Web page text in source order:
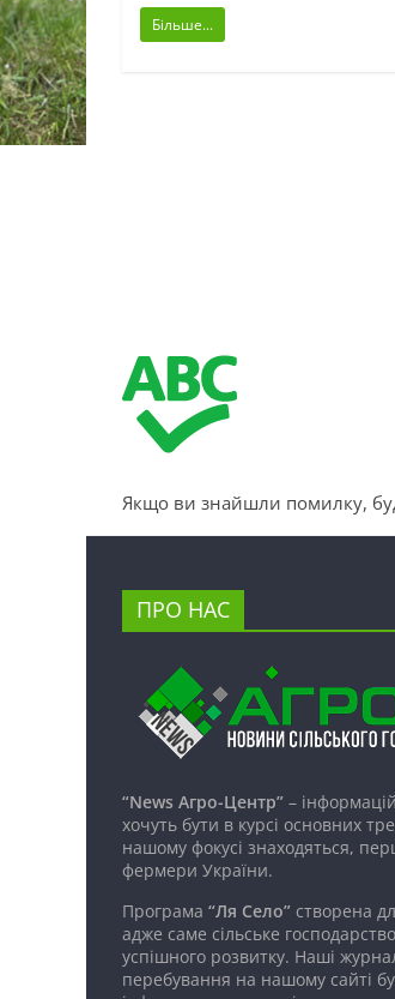
Більше...
Якщо ви знайшли помилку,
ПРО НАС
“News Агро-Центр” –
хочуть бути в курсі основних
нашому фокусі знаходяться,
фермери України.
Програма “Ля Село” створена
адже саме сільське
успішного розвитку. Наші
перебування на нашому сайті